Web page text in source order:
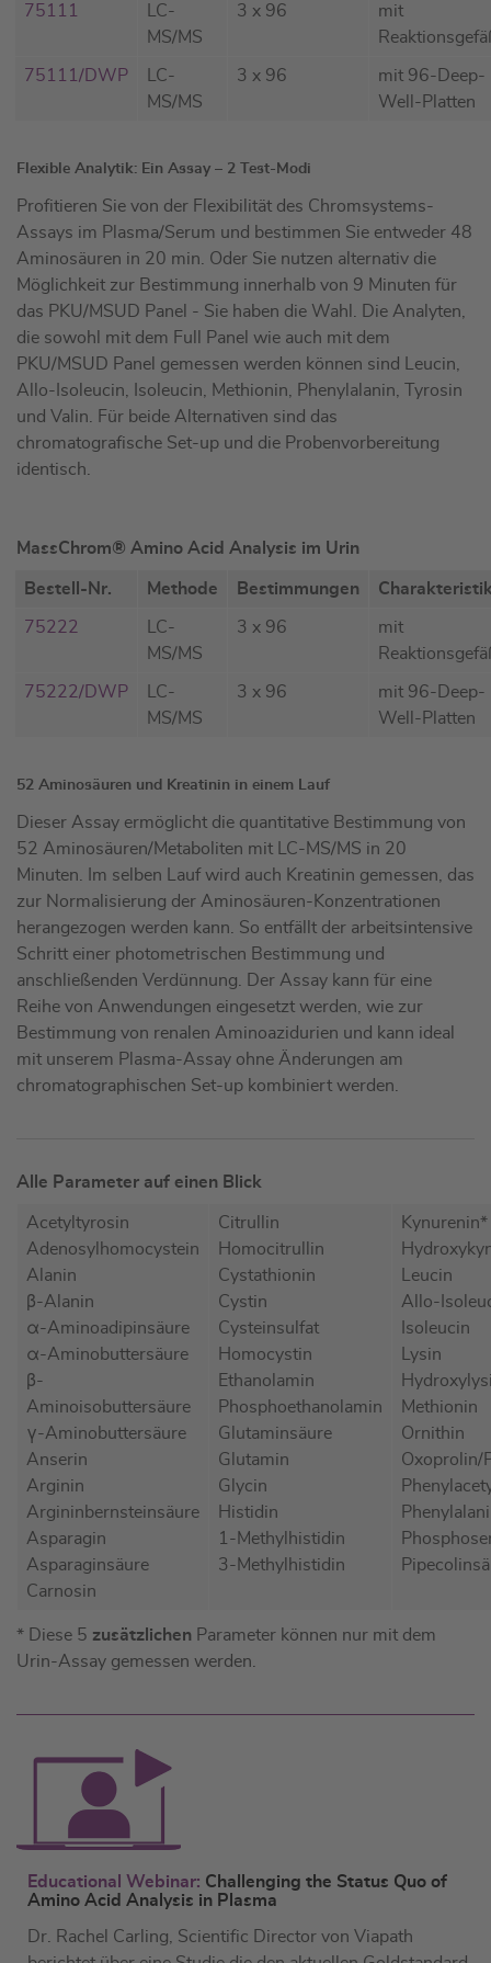
75111
LC-
MS/MS
3 x 96
mit
75111/DWP
LC-
MS/MS
3 x 96
mit 96-Deep-
Well-Platten
Flexible Analytik: Ein Assay – 2 Test-Modi
Profitieren Sie von der Flexibilität des Chromsystems-
Assays im Plasma/Serum und bestimmen Sie entweder 48
Aminosäuren in 20 min. Oder Sie nutzen alternativ die
Möglichkeit zur Bestimmung innerhalb von 9 Minuten für
das PKU/MSUD Panel - Sie haben die Wahl. Die Analyten,
die sowohl mit dem Full Panel wie auch mit dem
PKU/MSUD Panel gemessen werden können sind Leucin,
Allo-Isoleucin, Isoleucin, Methionin, Phenylalanin, Tyrosin
und Valin. Für beide Alternativen sind das
chromatografische Set-up und die Probenvorbereitung
identisch.
MassChrom® Amino Acid Analysis im Urin
Bestell-Nr. Methode Bestimmungen
75222
LC-
MS/MS
3 x 96
mit
75222/DWP
LC-
MS/MS
3 x 96
mit 96-Deep-
Well-Platten
52 Aminosäuren und Kreatinin in einem Lauf
Dieser Assay ermöglicht die quantitative Bestimmung von
52 Aminosäuren/Metaboliten mit LC-MS/MS in 20
Minuten. Im selben Lauf wird auch Kreatinin gemessen, das
zur Normalisierung der Aminosäuren-Konzentrationen
herangezogen werden kann. So entfällt der arbeitsintensive
Schritt einer photometrischen Bestimmung und
anschließenden Verdünnung. Der Assay kann für eine
Reihe von Anwendungen eingesetzt werden, wie zur
Bestimmung von renalen Aminoazidurien und kann ideal
mit unserem Plasma-Assay ohne Änderungen am
chromatographischen Set-up kombiniert werden.
Alle Parameter auf einen Blick
Acetyltyrosin
Adenosylhomocystein
Alanin
β-Alanin
α-Aminoadipinsäure
α-Aminobuttersäure
β-
Aminoisobuttersäure
γ-Aminobuttersäure
Anserin
Arginin
Argininbernsteinsäure
Asparagin
Asparaginsäure
Carnosin
Citrullin
Homocitrullin
Cystathionin
Cystin
Cysteinsulfat
Homocystin
Ethanolamin
Phosphoethanolamin
Glutaminsäure
Glutamin
Glycin
Histidin
1-Methylhistidin
3-Methylhistidin
Kynurenin*
Leucin
Allo-
Isoleucin
Lysin
Methionin
Ornithin
Oxoprolin/
* Diese 5 zusätzlichen Parameter können nur mit dem
Urin-Assay gemessen werden.
Educational Webinar: Challenging the Status Quo of
Amino Acid Analysis in Plasma
Dr. Rachel Carling, Scientific Director von Viapath